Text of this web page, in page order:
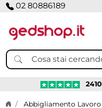
02 80886189
2410
Home page
Abbigliamento Lavoro